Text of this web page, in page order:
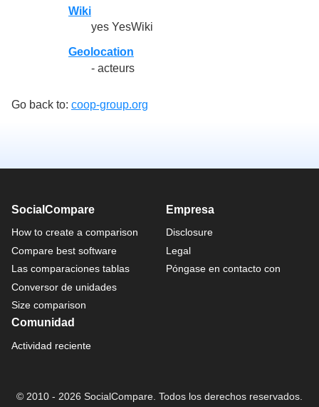
Wiki
yes YesWiki
Geolocation
- acteurs
Go back to: coop-group.org
SocialCompare
How to create a comparison
Compare best software
Las comparaciones tablas
Conversor de unidades
Size comparison
Empresa
Disclosure
Legal
Póngase en contacto con
Comunidad
Actividad reciente
© 2010 - 2026 SocialCompare. Todos los derechos reservados.